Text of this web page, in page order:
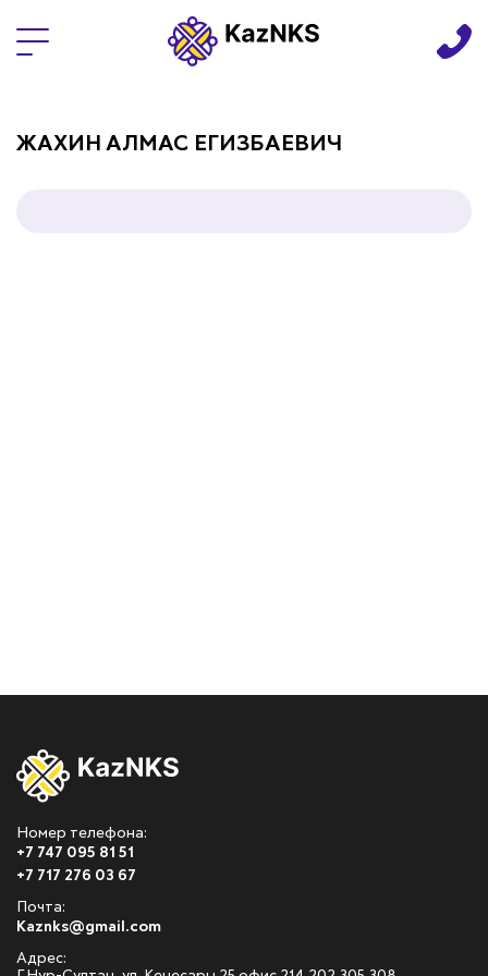
ЖАХИН АЛМАС ЕГИЗБАЕВИЧ
Номер телефона:
+7 747 095 81 51
+7 717 276 03 67
Почта:
Kaznks@gmail.com
Адрес: